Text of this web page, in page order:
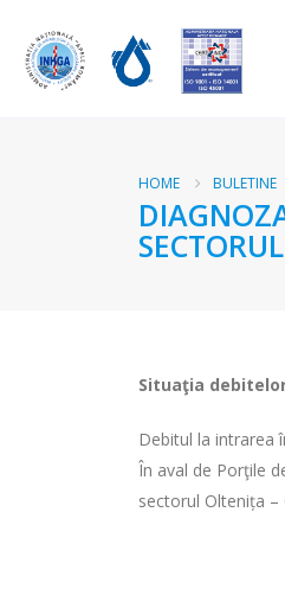
HOME BULETINE
Situaţia
Debitul la intrarea
În aval de Porţile
sectorul Oltenița –